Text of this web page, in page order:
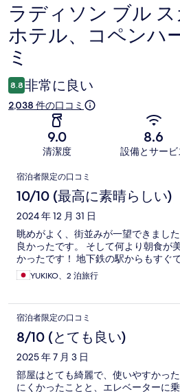
口
コ
ミ
ラディソン ブル
ホテル、コペンハ
ミ
8.8 非常に良い
2,038 件の口コミ
9.0
清潔度
8.6
設備とサービ
口
コ
ミ
宿泊者限定の口コミ
10/10 (最高に素晴らしい)
2024 年 12 月 31 日
眺めがよく、街並みが一望できまし
良かったです。 そして何より朝食が
かったです！ 地下鉄の駅からもすぐ
YUKIKO、2 泊旅行
宿泊者限定の口コミ
8/10 (とても良い)
2025 年 7 月 3 日
部屋はとても綺麗で、使いやすかっ
にくかったことと、エレベーターに